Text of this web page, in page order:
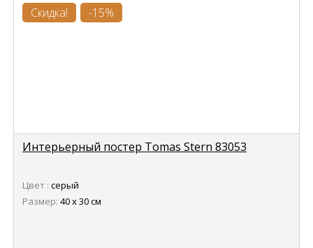
Скидка! -15%
Интерьерный постер Tomas Stern 83053
Цвет : серый
Размер: 40 х 30 см